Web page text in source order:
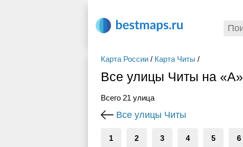
Карта России / Карта Читы /
Все улицы Читы на «А»
Всего 21 улица
Все улицы Читы
1 2 3 4 5 6